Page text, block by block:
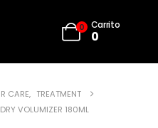
0 Carrito
0
CARE, TREATMENT
VOLUMIZER 180ML